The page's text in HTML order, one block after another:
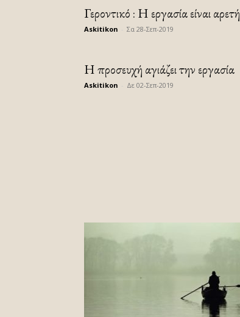
Γεροντικό : Η εργασία είναι αρετή
Askitikon Σα 28-Σεπ-2019
Η προσευχή αγιάζει την εργασία
Askitikon Δε 02-Σεπ-2019